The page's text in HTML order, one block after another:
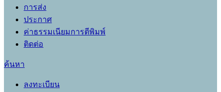
การส่ง
ประกาศ
ค่าธรรมเนียมการตีพิมพ์
ติดต่อ
ค้นหา
ลงทะเบียน